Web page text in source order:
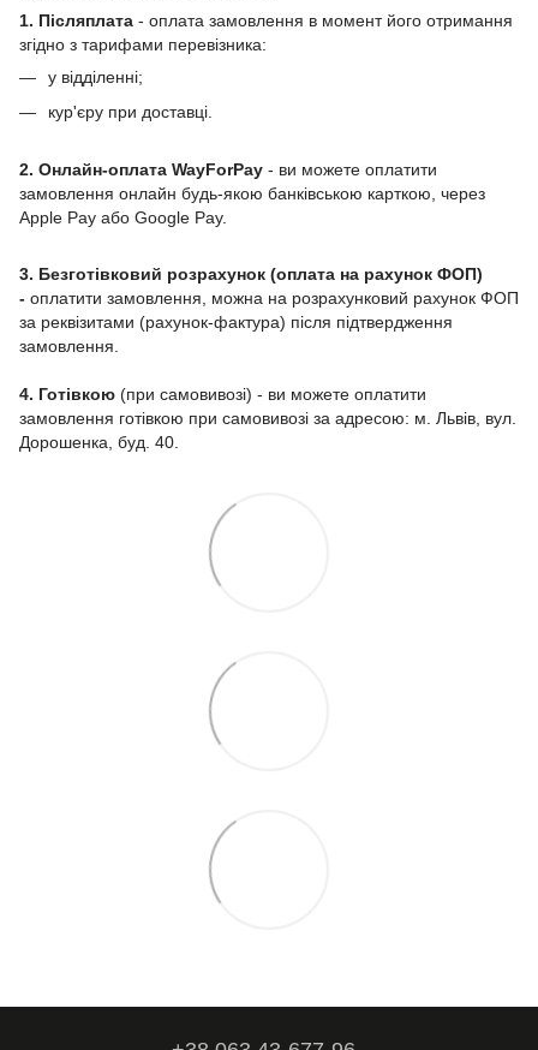
1. Післяплата - оплата замовлення в момент його отримання
згідно з тарифами перевізника:
у відділенні;
кур'єру при доставці.
2. Онлайн-оплата WayForPay - ви можете оплатити
замовлення онлайн будь-якою банківською карткою, через
Apple Pay або Google Pay.
3. Безготівковий розрахунок (оплата на рахунок ФОП)
- оплатити замовлення, можна на розрахунковий рахунок ФОП
за реквізитами (рахунок-фактура) після підтвердження
замовлення.
4. Готівкою (при самовивозі) - ви можете оплатити
замовлення готівкою при самовивозі за адресою: м. Львів, вул.
Дорошенка, буд. 40.